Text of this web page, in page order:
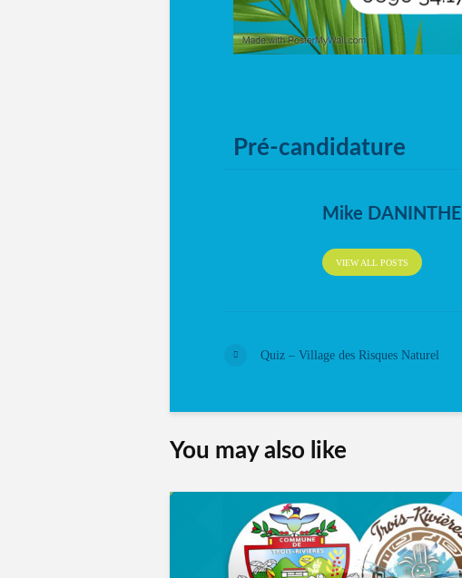
Pré-candidature
Mike DANINTHE
VIEW ALL POSTS
Quiz – Village des Risques Naturel
You may also like